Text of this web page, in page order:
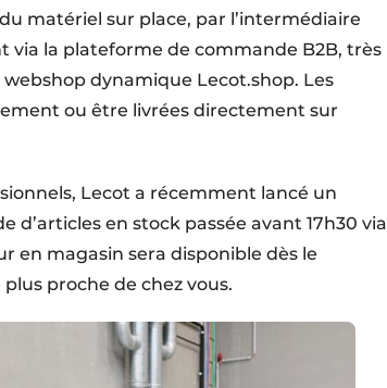
matériel sur place, par l’intermédiaire
via la plateforme de commande B2B, très
dynamique Lecot.shop. Les
ou être livrées directement sur
Lecot a récemment lancé un
en stock passée avant 17h30 via
en magasin sera disponible dès le
proche de chez vous.